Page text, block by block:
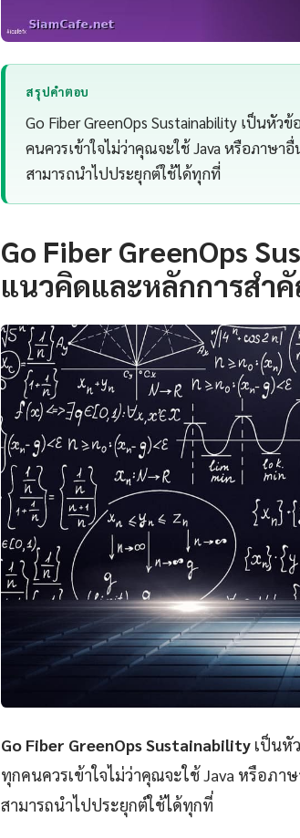
สรุปคำตอบ
Go Fiber GreenOps Sustainability เป็นหั
คนควรเข้าใจไม่ว่าคุณจะใช้ Java หรือภาษา
สามารถนำไปประยุกต์ใช้ได้ทุกที่
Go Fiber GreenOps
แนวคิดและหลักการสำ
Go Fiber GreenOps Sustainability เป็นหั
ทุกคนควรเข้าใจไม่ว่าคุณจะใช้ Java หรือภา
สามารถนำไปประยุกต์ใช้ได้ทุกที่